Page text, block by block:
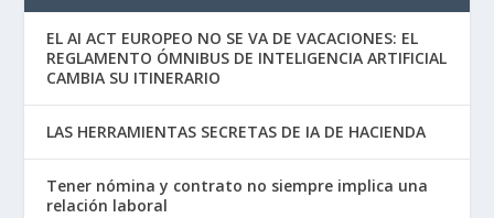
EL AI ACT EUROPEO NO SE VA DE VACACIONES: EL
REGLAMENTO ÓMNIBUS DE INTELIGENCIA ARTIFICIAL
CAMBIA SU ITINERARIO
LAS HERRAMIENTAS SECRETAS DE IA DE HACIENDA
Tener nómina y contrato no siempre implica una
relación laboral